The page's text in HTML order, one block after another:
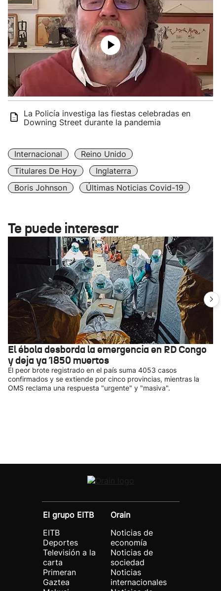
La Policía investiga las fiestas celebradas en
Downing Street durante la pandemia
Internacional
Reino Unido
Titulares De Hoy
Inglaterra
Boris Johnson
Últimas Noticias Covid-19
Te puede interesar
El ébola desborda la emergencia en RD Congo
y deja ya 1850 muertos
El peor brote registrado en el país suma 4053 casos
confirmados y se extiende por cinco provincias, mientras la
OMS reclama una respuesta "urgente" y "masiva".
El grupo EITB
EITB
Deportes
Televisión a la
carta
Primeran
Gaztea
Orain
Noticias de
economía
Noticias de
sociedad
Noticias
internacionales